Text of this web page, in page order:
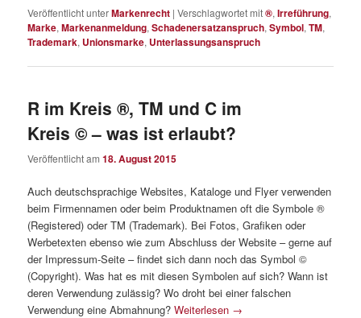
Veröffentlicht unterMarkenrecht |Verschlagwortet mit®,Irreführung,
Marke,Markenanmeldung,Schadenersatzanspruch,Symbol,TM,
Trademark, Unionsmarke, Unterlassungsanspruch
R im Kreis ®, TM und C im
Kreis © – was ist erlaubt?
Veröffentlicht am18. August 2015
Auch deutschsprachige Websites, Kataloge und Flyer verwenden
beim Firmennamen oder beim Produktnamen oft die Symbole ®
(Registered) oder TM (Trademark). Bei Fotos, Grafiken oder
Werbetexten ebenso wie zum Abschluss der Website – gerne auf
der Impressum-Seite – findet sich dann noch das Symbol ©
(Copyright). Was hat es mit diesen Symbolen auf sich? Wann ist
deren Verwendung zulässig? Wo droht bei einer falschen
Verwendung eine Abmahnung?Weiterlesen →